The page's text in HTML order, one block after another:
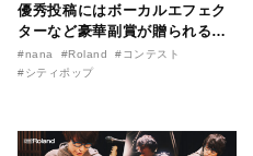
優秀投稿にはボーカルエフェク
ターなど豪華副賞が贈られる
『Roland Presents シティポッ
プコンテスト2023』が、音楽コ
#nana #Roland
#コンテスト
#シティポップ